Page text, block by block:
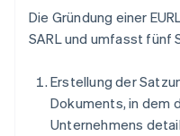
Die Gründung einer
SARL und umfasst fünf
Erstellung der
Dokuments, in dem
Unternehmens